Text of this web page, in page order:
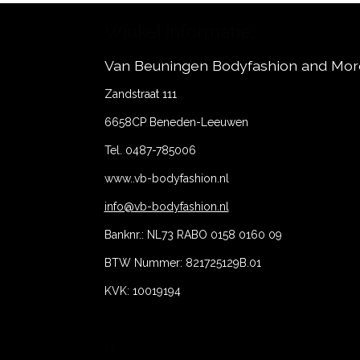
Van Beuningen Bodyfashion and
Zandstraat 111
6658CP Beneden-Leeuwen
Tel. 0487-785006
www..vb-bodyfashion.nl
info@vb-bodyfashion.nl
Banknr.: NL73 RABO 0158 0160 09
BTW Nummer: 821725129B.01
KVK: 10019194